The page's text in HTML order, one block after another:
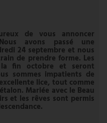
CONTACT
de vous annoncer
avons passé une
24 septembre et nous
de prendre forme. Les
fin octobre et seront
sommes impatients de
lice, tout comme
Mariée avec le Beau
et les rêves sont permis